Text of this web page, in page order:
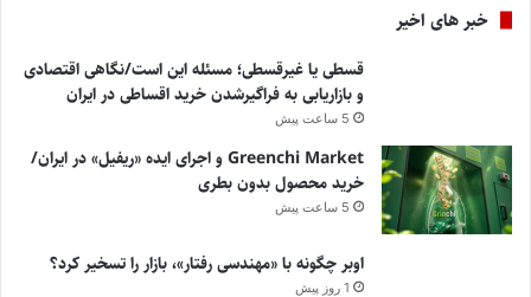
خبر های اخیر
قسطی یا غیرقسطی؛ مسئله این است/نگاهی اقتصادی
و بازاریابی به فراگیرشدن خرید اقساطی در ایران
5 ساعت پیش
Greenchi Market و اجرای ایده «ریفیل» در ایران/
خرید محصول بدون بطری
5 ساعت پیش
اوبر چگونه با «مهندسی رفتار»، بازار را تسخیر کرد؟
1 روز پیش